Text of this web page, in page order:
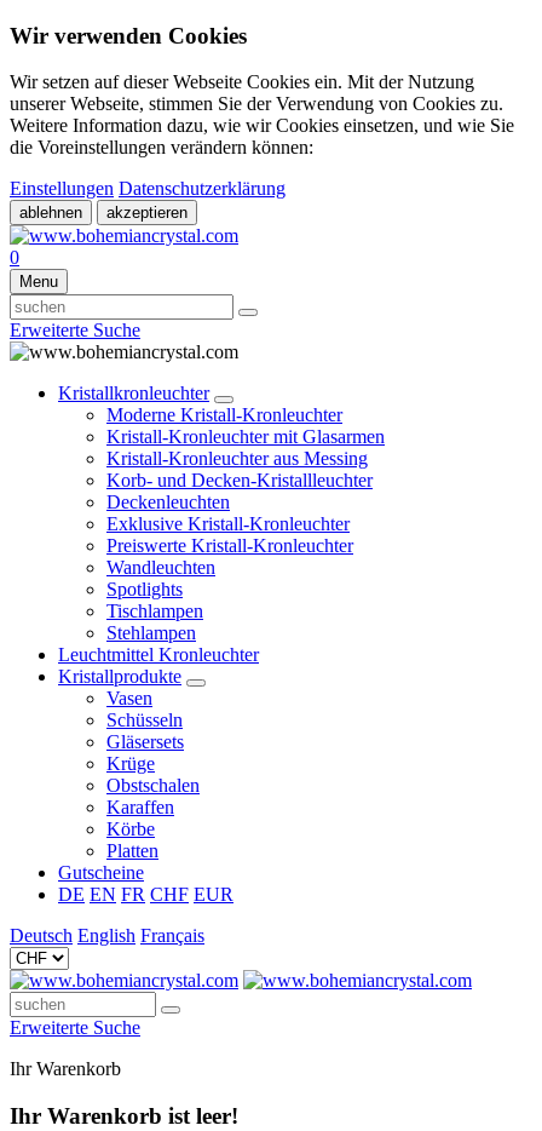
Wir verwenden Cookies
Wir setzen auf dieser Webseite Cookies ein. Mit der Nutzung
unserer Webseite, stimmen Sie der Verwendung von Cookies zu.
Weitere Information dazu, wie wir Cookies einsetzen, und wie Sie
die Voreinstellungen verändern können:
Einstellungen Datenschutzerklärung
ablehnen akzeptieren
0
Menu
Erweiterte Suche
Kristallkronleuchter
Moderne Kristall-Kronleuchter
Kristall-Kronleuchter mit Glasarmen
Kristall-Kronleuchter aus Messing
Korb- und Decken-Kristallleuchter
Deckenleuchten
Exklusive Kristall-Kronleuchter
Preiswerte Kristall-Kronleuchter
Wandleuchten
Spotlights
Tischlampen
Stehlampen
Leuchtmittel Kronleuchter
Kristallprodukte
Vasen
Schüsseln
Gläsersets
Krüge
Obstschalen
Karaffen
Körbe
Platten
Gutscheine
DE EN FR CHF EUR
Deutsch English Français
Erweiterte Suche
Ihr Warenkorb
Ihr Warenkorb ist leer!